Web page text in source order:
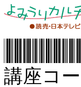
講座コ